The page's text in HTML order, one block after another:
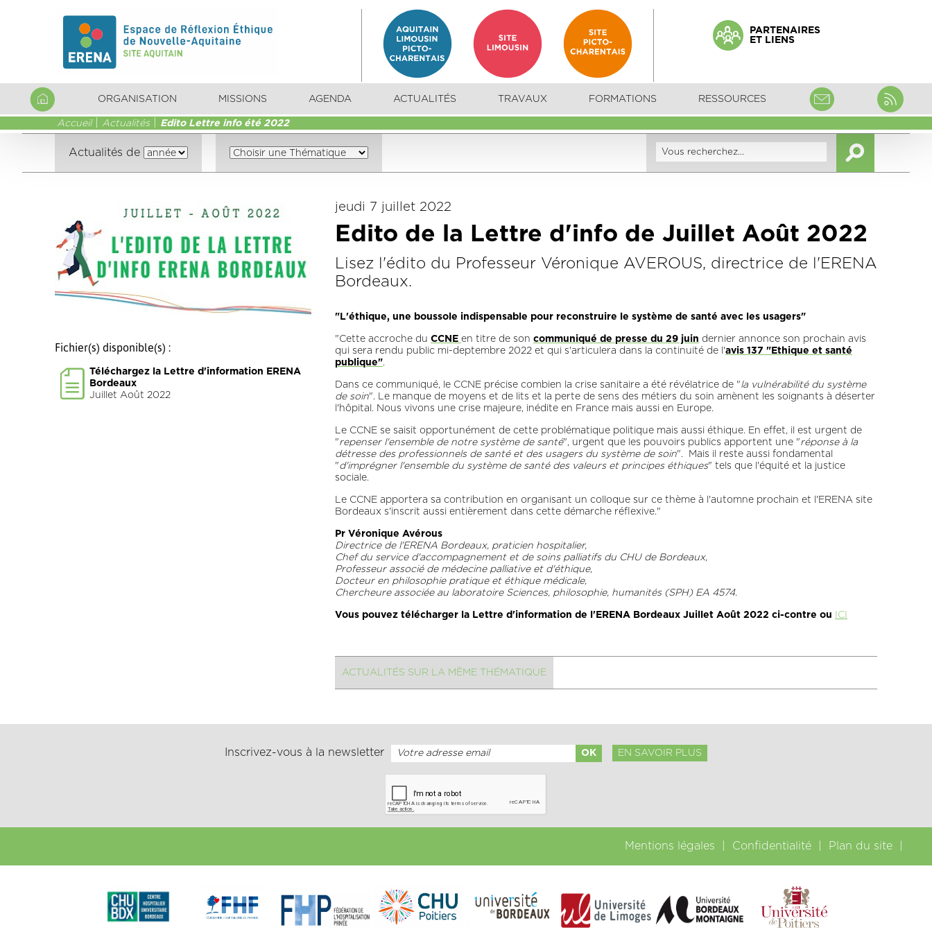
PARTENAIRES
ET LIENS
ORGANISATION MISSIONS AGENDA ACTUALITÉS TRAVAUX FORMATIONS RESSOURCES
Accueil Actualités Edito Lettre info été 2022
Actualités de
Fichier(s) disponible(s) :
Téléchargez la Lettre d'information ERENA
Bordeaux
Juillet Août 2022
jeudi 7 juillet 2022
Edito de la Lettre d'info de Juillet Août 2022
Lisez l'édito du Professeur Véronique AVEROUS, directrice de l'ERENA
Bordeaux.
"L'éthique, une boussole indispensable pour reconstruire le système de santé avec les usagers"
"Cette accroche du CCNE en titre de son communiqué de presse du 29 juin dernier annonce son prochain avis
qui sera rendu public mi-deptembre 2022 et qui s'articulera dans la continuité de l'avis 137 "Ethique et santé
publique".
Dans ce communiqué, le CCNE précise combien la crise sanitaire a été révélatrice de "la vulnérabilité du système
de soin". Le manque de moyens et de lits et la perte de sens des métiers du soin amènent les soignants à déserter
l'hôpital. Nous vivons une crise majeure, inédite en France mais aussi en Europe.
Le CCNE se saisit opportunément de cette problématique politique mais aussi éthique. En effet, il est urgent de
"repenser l'ensemble de notre système de santé", urgent que les pouvoirs publics apportent une "réponse à la
détresse des professionnels de santé et des usagers du système de soin". Mais il reste aussi fondamental
"d'imprégner l'ensemble du système de santé des valeurs et principes éthiques" tels que l'équité et la justice
sociale.
Le CCNE apportera sa contribution en organisant un colloque sur ce thème à l'automne prochain et l'ERENA site
Bordeaux s'inscrit aussi entièrement dans cette démarche réflexive."
Pr Véronique Avérous
Directrice de l'ERENA Bordeaux, praticien hospitalier,
Chef du service d'accompagnement et de soins palliatifs du CHU de Bordeaux,
Professeur associé de médecine palliative et d'éthique,
Docteur en philosophie pratique et éthique médicale,
Chercheure associée au laboratoire Sciences, philosophie, humanités (SPH) EA 4574.
Vous pouvez télécharger la Lettre d'information de l'ERENA Bordeaux Juillet Août 2022 ci-contre ou ICI
ACTUALITÉS SUR LA MÊME THÉMATIQUE
Inscrivez-vous à la newsletter EN SAVOIR PLUS
Mentions légales Confidentialité Plan du site